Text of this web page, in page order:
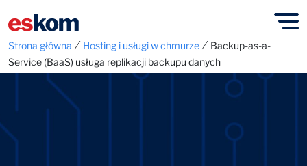
Strona główna ⁄ Hosting i usługi w chmurze⁄ Backup-as-a-
Service (BaaS) usługa replikacji backupu danych